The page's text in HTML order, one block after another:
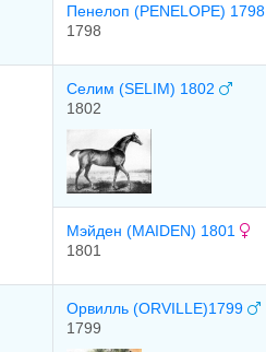
Пенелоп (PENELOPE) 1798
1798
Селим (SELIM) 1802
1802
Мэйден (MAIDEN) 1801
1801
Орвилль (ORVILLE)1799
1799